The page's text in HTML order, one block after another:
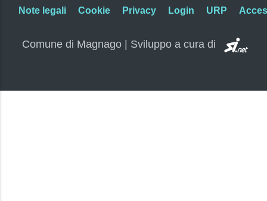
Note legali Cookie Privacy Login URP
Comune di Magnago | Sviluppo a cura di